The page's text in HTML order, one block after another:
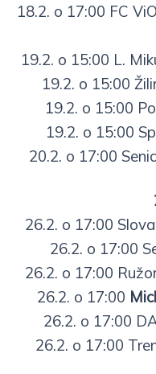
18.2. o 17:00 FC
19.2. o 15:00 L.
19.2. o 15:00
19.2. o 15:00
19.2. o 15:00
20.2. o 17:00
26.2. o 17:00
26.2. o 17:00
26.2. o 17:00
26.2. o 17:00
26.2. o 17:00
26.2. o 17:00